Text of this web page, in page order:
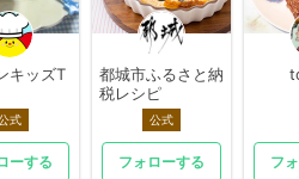
キッズT
式
ーする
都城市ふるさと納
税レシピ
公式
フォローする フ